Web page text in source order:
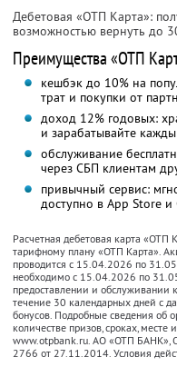
Дебетовая «ОТП Карта»:
возможностью вернуть до
Преимущества «ОТП
кешбэк до 10% на
трат и покупки от
доход 12% годовых:
и зарабатывайте
обслуживание
через СБП клиентам
привычный сервис:
доступно в App Store
Расчетная дебетовая карта «ОТП
тарифному плану «ОТП Карта».
проводится с 15.04.2026 по
необходимо с 15.04.2026 по
предоставлении и обслуживании
течение 30 календарных дней с
бонусов. Подробные сведения об
количестве призов, сроках,
www.otpbank.ru. АО «ОТП
2766 от 27.11.2014. Условия